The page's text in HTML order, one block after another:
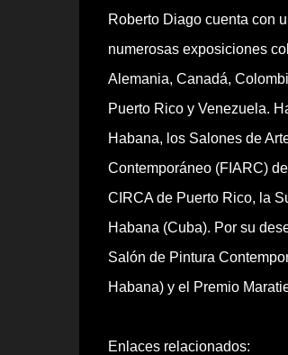
Roberto Diago cuenta con
numerosas exposiciones
Alemania, Canadá,
Puerto Rico y Venezuela.
Habana, los Salones de
Contemporáneo (FIARC)
CIRCA de Puerto Rico, la
Habana (Cuba). Por su
Salón de Pintura
Habana) y el Premio
Enlaces relacionados: